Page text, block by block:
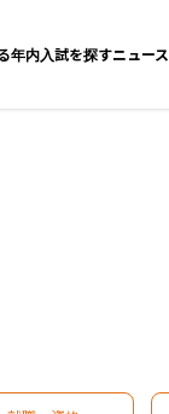
年内入試を探すニュース